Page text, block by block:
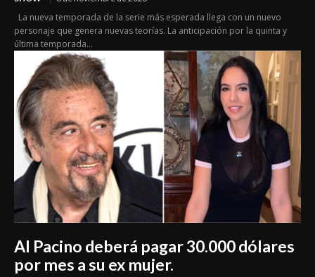
La nueva temporada de la serie más esperada llega con un nuevo
personaje que genera nuevas teorías. La anticipación por la quinta y
última temporada...
Al Pacino deberá pagar 30.000 dólares
por mes a su ex mujer.